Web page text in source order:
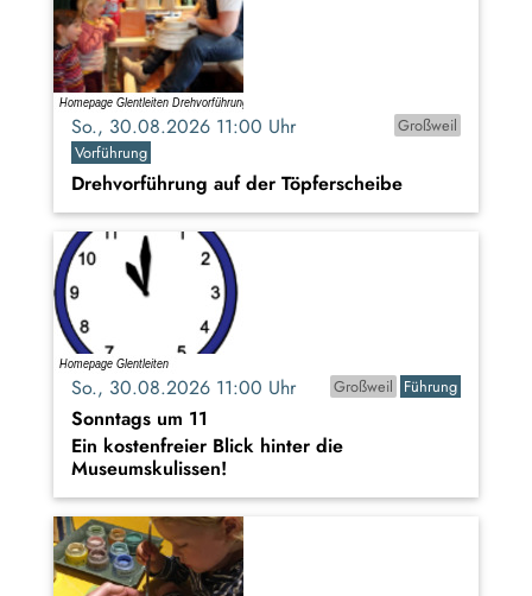
So., 30.08.2026 11:00 Uhr
Großweil
Vorführung
Drehvorführung auf der Töpferscheibe
So., 30.08.2026 11:00 Uhr Großweil Führung
Sonntags um 11
Ein kostenfreier Blick hinter die
Museumskulissen!